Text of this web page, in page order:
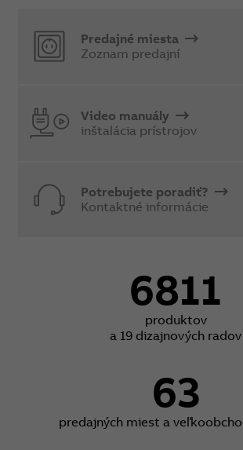
Predajné miesta
Zoznam predajní
Video manuály
inštalácia prístrojov
Potrebujete poradiť?
Kontaktné informácie
6811
produktov
a 19 dizajnových radov
63
predajných miest a